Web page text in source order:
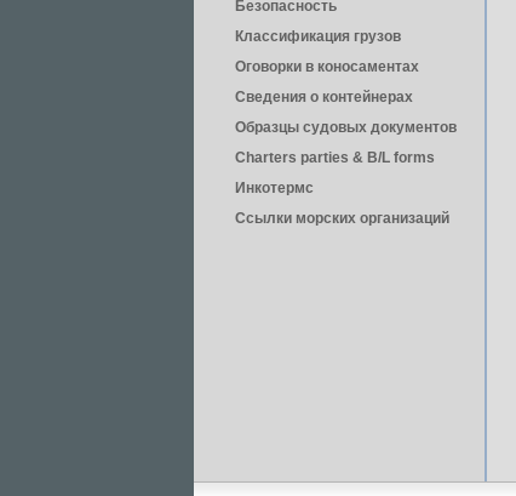
Безопасность
Классификация грузов
Оговорки в коносаментах
Сведения о контейнерах
Образцы судовых документов
Charters parties & B/L forms
Инкотермс
Ссылки морских организаций